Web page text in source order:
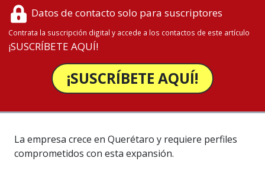
Datos de contacto solo para suscriptores
Contrata la suscripción digital y accede a los contactos de este artículo
¡SUSCRÍBETE AQUÍ!
¡SUSCRÍBETE AQUÍ!
La empresa crece en Querétaro y requiere perfiles
comprometidos con esta expansión.